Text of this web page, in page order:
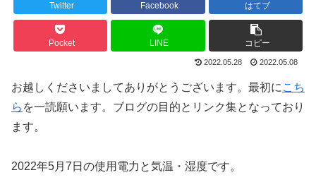
Twitter Facebook はてブ
Pocket LINE コピー
2022.05.28 2022.05.08
お越しくださいましてありがとうございます。最初に こち
ら を一読願います。ブログの目的とリンク集となっており
ます。
2022年5月7日の使用電力と気温・湿度です。